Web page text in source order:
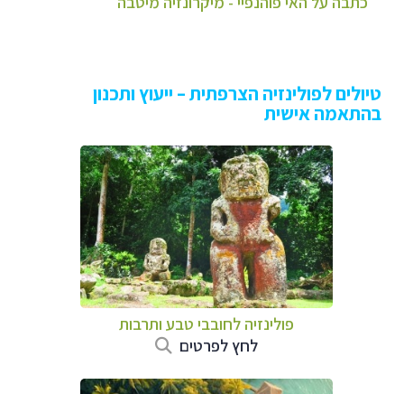
טיולים לפולינזיה הצרפתית – ייעוץ ותכנון
בהתאמה אישית
פולינזיה לחובבי טבע ותרבות
לחץ לפרטים